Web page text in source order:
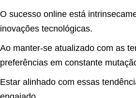
O sucesso online está
inovações tecnológicas.
Ao manter-se atualizado com as
preferências em constante
Estar alinhado com essas